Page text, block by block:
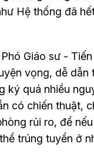
Hệ thống đã
Giáo sư -
vọng, dễ
ký quá nhiều
có chiến thuật,
rủi ro, để
trúng tuyển ở